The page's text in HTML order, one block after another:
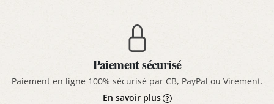
Paiement sécurisé
Paiement en ligne 100% sécurisé par CB, PayPal ou Virement.
En savoir plus